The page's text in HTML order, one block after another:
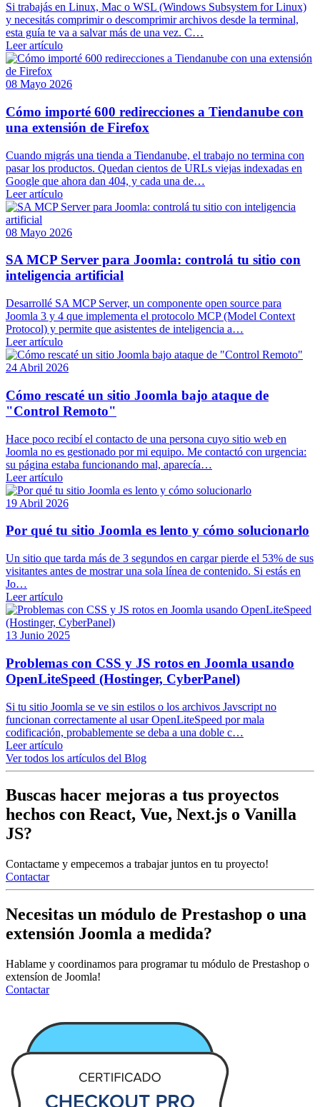
Si trabajás en Linux, Mac o WSL (Windows Subsystem for Linux)
y necesitás comprimir o descomprimir archivos desde la terminal,
esta guía te va a salvar más de una vez. C…
Leer artículo
08 Mayo 2026
Cómo importé 600 redirecciones a Tiendanube con
una extensión de Firefox
Cuando migrás una tienda a Tiendanube, el trabajo no termina con
pasar los productos. Quedan cientos de URLs viejas indexadas en
Google que ahora dan 404, y cada una de…
Leer artículo
08 Mayo 2026
SA MCP Server para Joomla: controlá tu sitio con
inteligencia artificial
Desarrollé SA MCP Server, un componente open source para
Joomla 3 y 4 que implementa el protocolo MCP (Model Context
Protocol) y permite que asistentes de inteligencia a…
Leer artículo
24 Abril 2026
Cómo rescaté un sitio Joomla bajo ataque de
"Control Remoto"
Hace poco recibí el contacto de una persona cuyo sitio web en
Joomla no es gestionado por mi equipo. Me contactó con urgencia:
su página estaba funcionando mal, aparecía…
Leer artículo
19 Abril 2026
Por qué tu sitio Joomla es lento y cómo solucionarlo
Un sitio que tarda más de 3 segundos en cargar pierde el 53% de sus
visitantes antes de mostrar una sola línea de contenido. Si estás en
Jo…
Leer artículo
13 Junio 2025
Problemas con CSS y JS rotos en Joomla usando
OpenLiteSpeed (Hostinger, CyberPanel)
Si tu sitio Joomla se ve sin estilos o los archivos Javscript no
funcionan correctamente al usar OpenLiteSpeed por mala
codificación, probablemente se deba a una doble c…
Leer artículo
Ver todos los artículos del Blog
Buscas hacer mejoras a tus proyectos
hechos con React, Vue, Next.js o Vanilla
JS?
Contactame y empecemos a trabajar juntos en tu proyecto!
Contactar
Necesitas un módulo de Prestashop o una
extensión Joomla a medida?
Hablame y coordinamos para programar tu módulo de Prestashop o
extensíon de Joomla!
Contactar